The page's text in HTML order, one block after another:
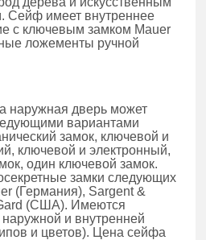
Сейф имеет внутреннее
с ключевым замком Mauer
ложементы ручной
наружная дверь может
вариантами
замок, ключевой и
ключевой и электронный,
один ключевой замок.
замки следующих
(Германия), Sargent &
(США). Имеются
и внутренней
и цветов). Цена сейфа